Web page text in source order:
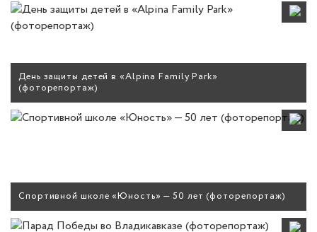
День защиты детей в «Alpina Family Park»
(фоторепортаж)
Спортивной школе «Юность» — 50 лет (фоторепортаж)